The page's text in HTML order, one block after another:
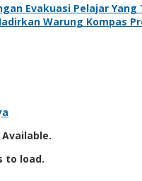
Evakuasi Pelajar
Warung Kompas
to load.